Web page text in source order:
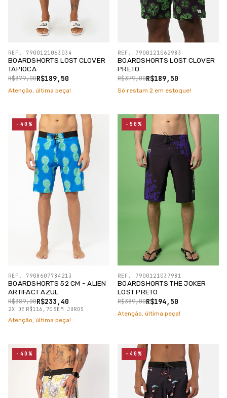
BOARDSHORTS LOST CLOVER
TAPIOCA
R$189,50
R$379,00
REF. 7900121063034
Atenção, última peça!
BOARDSHORTS LOST CLOVER
PRETO
R$189,50
R$379,00
REF. 7900121062983
Só restam 2 em estoque!
BOARDSHORTS 52 CM - ALIEN
ARTIFACT AZUL
R$233,40
R$389,00
2X DE R$116,70 SEM JUROS
REF. 7908607784213
-40%
Atenção, última peça!
BOARDSHORTS THE JOKER
LOST PRETO
R$194,50
R$389,00
REF. 7900121037981
-50%
Atenção, última peça!
-40% -40%